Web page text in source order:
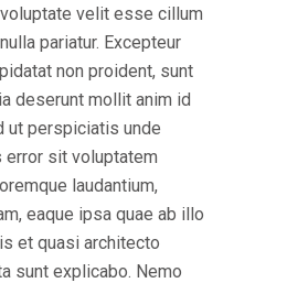
velit esse cillum
pariatur. Excepteur
non proident, sunt
deserunt mollit anim id
ut perspiciatis unde
sit voluptatem
laudantium,
eaque ipsa quae ab illo
et quasi architecto
sunt explicabo. Nemo